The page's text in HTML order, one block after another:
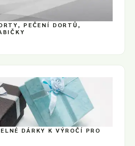
PEČENÍ DORTŮ,
DÁRKY K VÝROČÍ PRO